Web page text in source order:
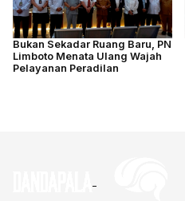
Bukan Sekadar Ruang Baru, PN
Limboto Menata Ulang Wajah
Pelayanan Peradilan